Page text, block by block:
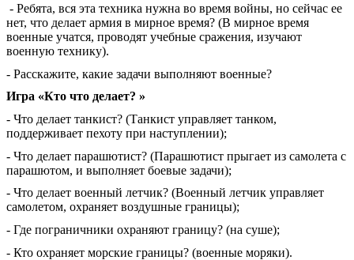
- Ребята, вся эта техника нужна во время войны, но сейчас ее
нет, что делает армия в мирное время? (В мирное время
военные учатся, проводят учебные сражения, изучают
военную технику).
- Расскажите, какие задачи выполняют военные?
Игра «Кто что делает? »
- Что делает танкист? (Танкист управляет танком,
поддерживает пехоту при наступлении);
- Что делает парашютист? (Парашютист прыгает из самолета с
парашютом, и выполняет боевые задачи);
- Что делает военный летчик? (Военный летчик управляет
самолетом, охраняет воздушные границы);
- Где пограничники охраняют границу? (на суше);
- Кто охраняет морские границы? (военные моряки).